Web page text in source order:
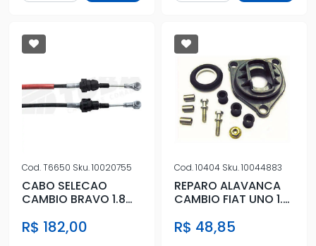
Cod.T6650 Sku.10020755
CABO SELECAO
CAMBIO BRAVO 1.8
(1144MM)
R$ 182,00
Cod.10404 Sku.10044883
REPARO ALAVANCA
CAMBIO FIAT UNO 1.6
R$ 48,85